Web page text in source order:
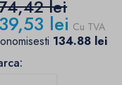
lei
lei Cu TVA
134.88 lei